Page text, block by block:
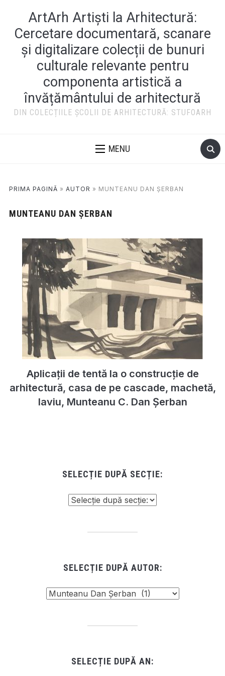
ArtArh Artiști la Arhitectură:
Cercetare documentară, scanare
și digitalizare colecții de bunuri
culturale relevante pentru
componenta artistică a
învățământului de arhitectură
DIN COLECȚIILE ȘCOLII DE ARHITECTURĂ: STUFOARH
MENU
PRIMA PAGINĂ » AUTOR » MUNTEANU DAN ȘERBAN
MUNTEANU DAN ȘERBAN
Aplicații de tentă la o construcție de
arhitectură, casa de pe cascade, machetă,
laviu, Munteanu C. Dan Șerban
SELECȚIE DUPĂ SECȚIE:
SELECȚIE DUPĂ AUTOR:
SELECȚIE DUPĂ AN: